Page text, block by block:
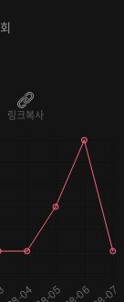
회
링크복사